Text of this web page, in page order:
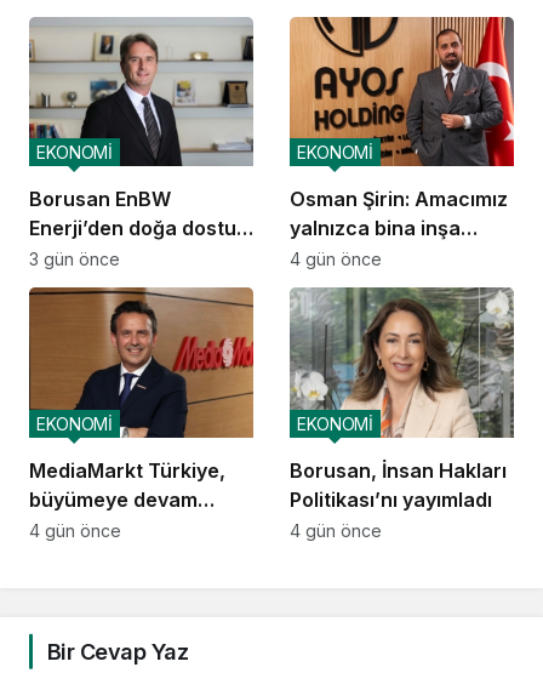
operasyonlarına
başladı
Borusan EnBW
Enerji’den doğa dostu
proje
EKONOMİ
3 gün önce
Osman Şirin: Amacımız
yalnızca bina inşa
etmek değil,
yatırımcısına
kazandıracak yaşam
alanları üretmek
EKONOMİ
4 gün önce
MediaMarkt Türkiye,
büyümeye devam
ediyor
EKONOMİ
4 gün önce
Borusan, İnsan Hakları
Politikası’nı yayımladı
EKONOMİ
4 gün önce
Bir Cevap Yaz